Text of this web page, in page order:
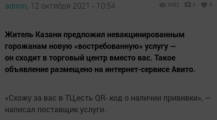
admin, 12 октября 2021 - 10:54 3082 0 0
Житель Казани предложил невакцинированным
горожанам новую «востребованную» услугу —
он сходит в торговый центр вместо вас. Такое
объявление размещено на интернет-сервисе Авито.
«Схожу за вас в ТЦ,есть QR- код о наличии прививки», —
написал поставщик услуги.